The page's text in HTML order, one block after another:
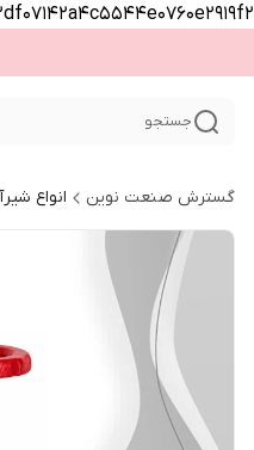
جستجو
گسترش صنعت نوین انواع